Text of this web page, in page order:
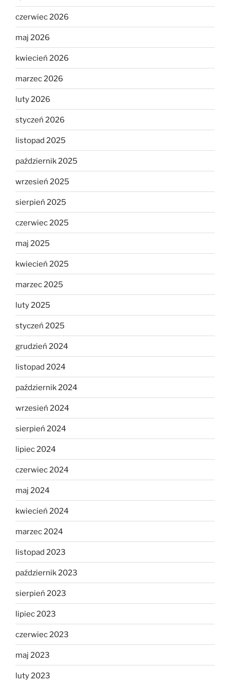
czerwiec 2026
maj 2026
kwiecień 2026
marzec 2026
luty 2026
styczeń 2026
listopad 2025
październik 2025
wrzesień 2025
sierpień 2025
czerwiec 2025
maj 2025
kwiecień 2025
marzec 2025
luty 2025
styczeń 2025
grudzień 2024
listopad 2024
październik 2024
wrzesień 2024
sierpień 2024
lipiec 2024
czerwiec 2024
maj 2024
kwiecień 2024
marzec 2024
listopad 2023
październik 2023
sierpień 2023
lipiec 2023
czerwiec 2023
maj 2023
luty 2023